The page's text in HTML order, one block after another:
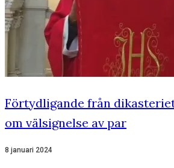
Förtydligande från
om välsignelse av par
8 januari 2024